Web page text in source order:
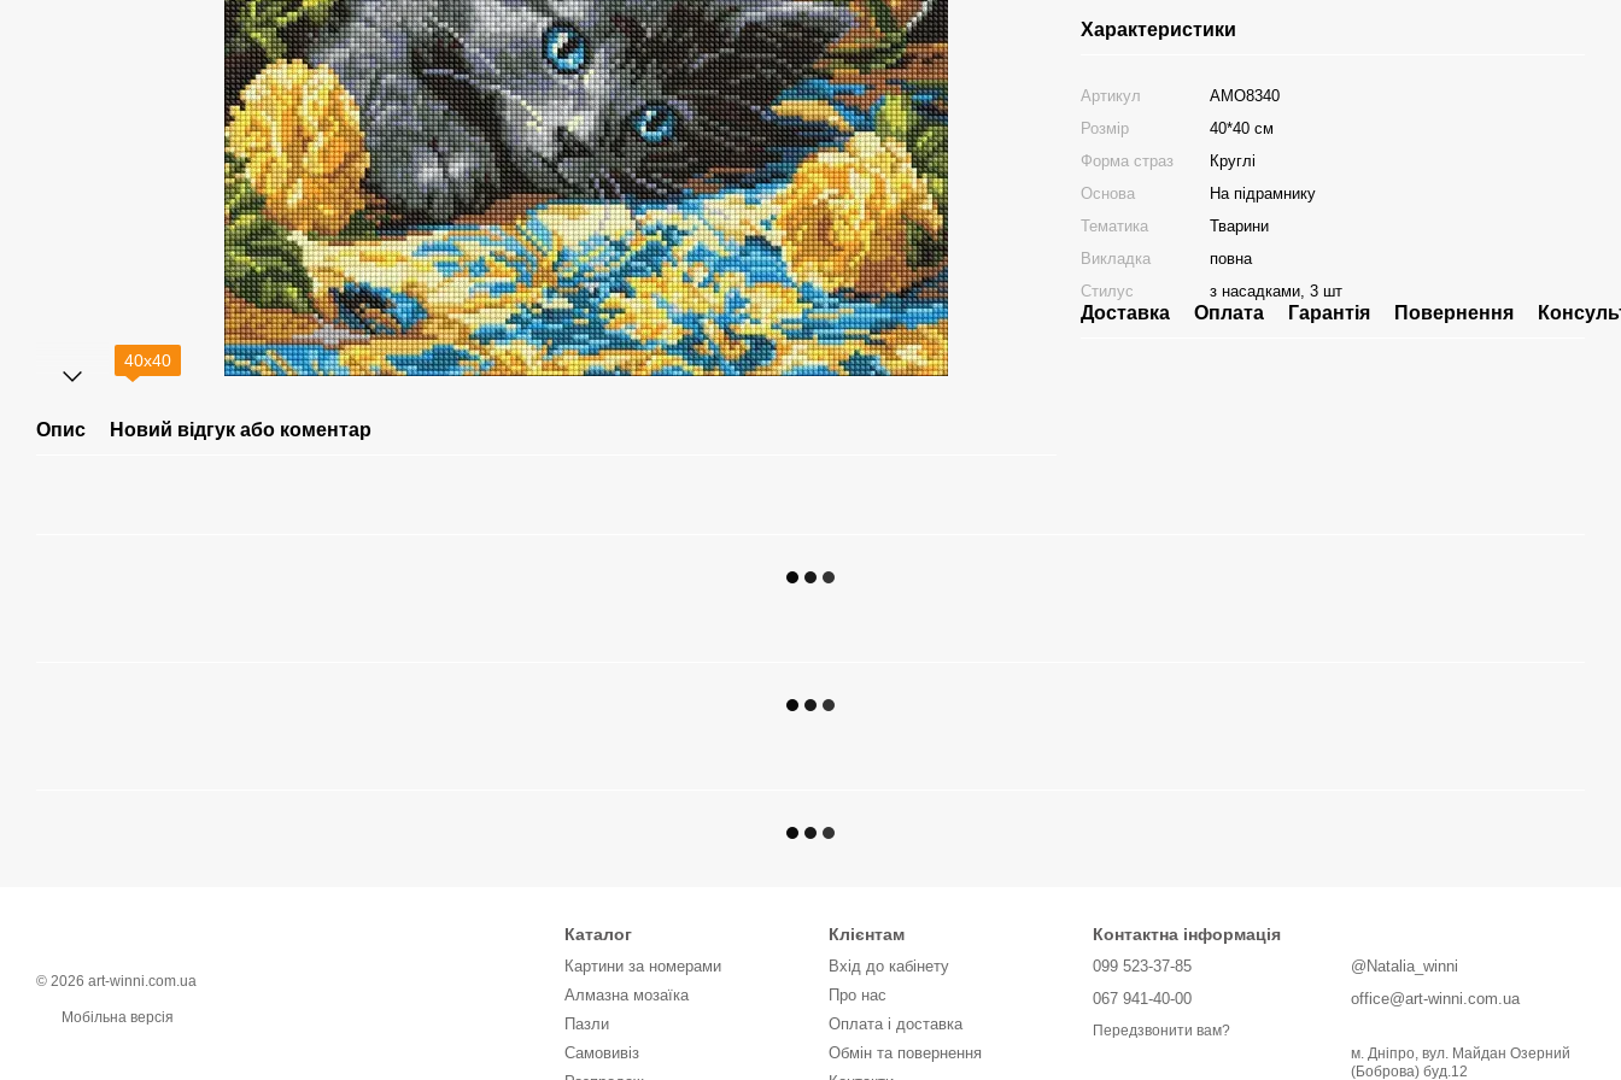
40х40
Опис Новий відгук або коментар
Характеристики
Артикул
AMO8340
Розмір
40*40 см
Форма страз
Круглі
Основа
На підрамнику
Тематика
Тварини
Викладка
повна
Стилус
з насадками, 3 шт
Доставка Оплата Гарантія Повернення
© 2026 art-winni.com.ua
Мобільна версія
Каталог
Картини за номерами
Алмазна мозаїка
Пазли
Самовивіз
Клієнтам
Вхід до кабінету
Про нас
Оплата і доставка
Обмін та повернення
Контактна інформація
099 523-37-85
067 941-40-00
Передзвонити вам?
@Natalia_winni
office@art-winni.com.ua
м. Дніпро, вул. Майдан Озерний
(Боброва) буд.12